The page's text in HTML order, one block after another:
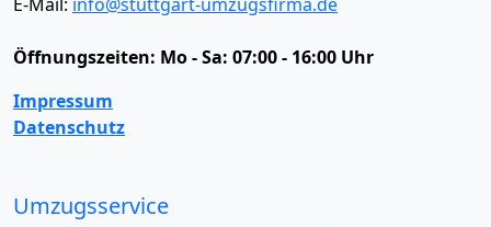
Öffnungszeiten: Mo - Sa: 07:00 - 16:00 Uhr
Impressum
Datenschutz
Umzugsservice